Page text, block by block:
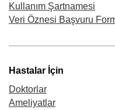
Kullanım Şartnamesi
Veri Öznesi Başvuru
Hastalar İçin
Doktorlar
Ameliyatlar